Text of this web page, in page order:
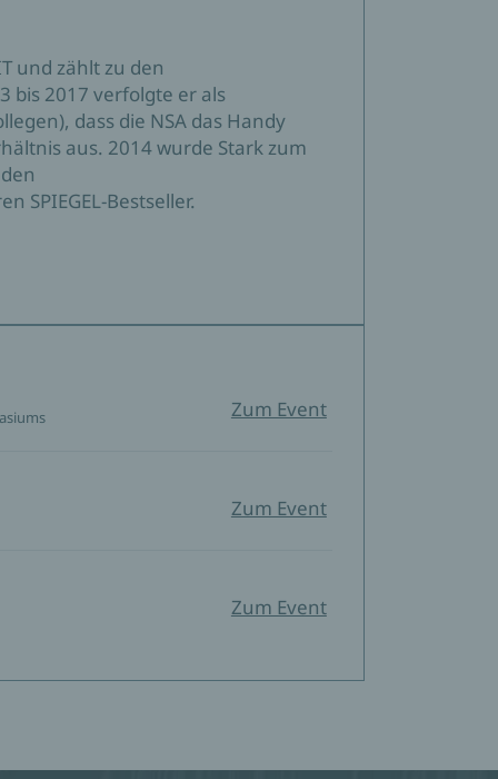
und zählt zu den
bis 2017 verfolgte er als
dass die NSA das Handy
aus. 2014 wurde Stark zum
SPIEGEL-Bestseller.
Zum Event
Zum Event
Zum Event